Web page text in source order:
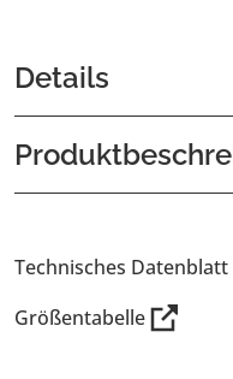
Details
Technisches Datenblatt
Größentabelle